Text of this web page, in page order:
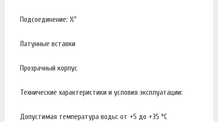
Подсоединение: ½"
Латунные вставки
Прозрачный корпус
Технические характеристики и условия эксплуатации:
Допустимая температура воды: от +5 до +35 °С